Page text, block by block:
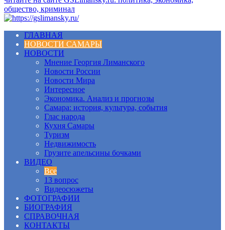
ГЛАВНАЯ
НОВОСТИ САМАРЫ
НОВОСТИ
Мнение Георгия Лиманского
Новости России
Новости Мира
Интересное
Экономика. Анализ и прогнозы
Самара: история, культура, события
Глас народа
Кухня Самары
Туризм
Недвижимость
Грузите апельсины бочками
ВИДЕО
Все
13 вопрос
Видеосюжеты
ФОТОГРАФИИ
БИОГРАФИЯ
СПРАВОЧНАЯ
КОНТАКТЫ